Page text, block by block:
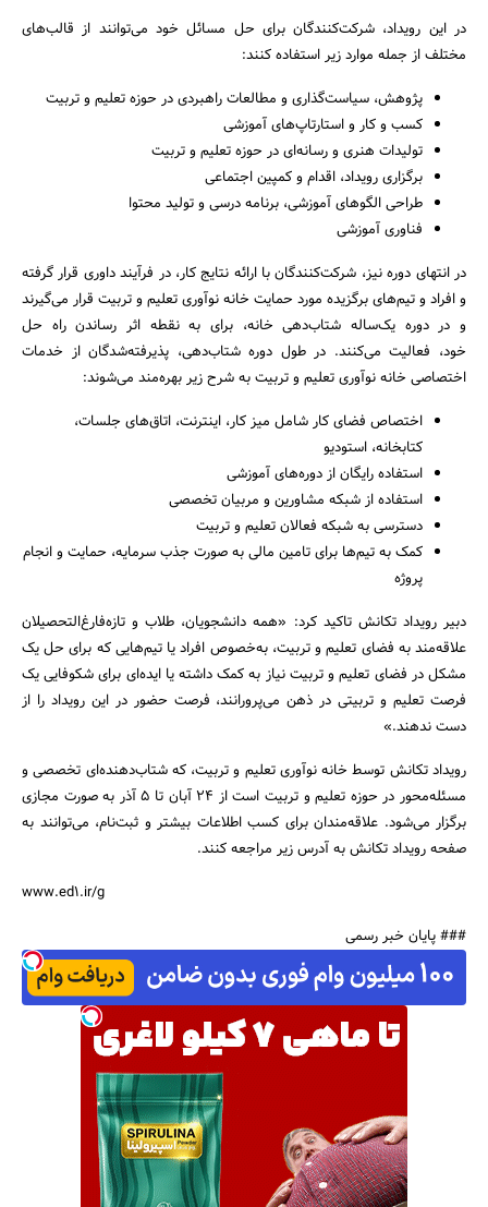
جستجو
در این رویداد، شرکت‌کنندگان برای حل مسائل خود می‌توانند از قالب‌های
مختلف از جمله موارد زیر استفاده کنند:
پژوهش، سیاست‌گذاری و مطالعات راهبردی در حوزه تعلیم و تربیت
کسب و کار و استارتاپ‌های آموزشی
تولیدات هنری و رسانه‌ای در حوزه تعلیم و تربیت
برگزاری رویداد، اقدام و کمپین اجتماعی
طراحی الگوهای آموزشی، برنامه درسی و تولید محتوا
فناوری آموزشی
در انتهای دوره نیز، شرکت‌کنندگان با ارائه نتایج کار، در فرآیند داوری قرار گرفته
و افراد و تیم‌های برگزیده مورد حمایت خانه نوآوری تعلیم و تربیت قرار می‌گیرند
و در دوره یک‌ساله شتاب‌دهی خانه، برای به نقطه اثر رساندن راه حل
خود، فعالیت می‌کنند. در طول دوره شتاب‌دهی، پذیرفته‌شدگان از خدمات
اختصاصی خانه نوآوری تعلیم و تربیت به شرح زیر بهره‌مند می‌شوند:
اختصاص فضای کار شامل میز کار، اینترنت، اتاق‌های جلسات،
کتابخانه، استودیو
استفاده رایگان از دوره‌های آموزشی
استفاده از شبکه مشاورین و مربیان تخصصی
دسترسی به شبکه فعالان تعلیم و تربیت
کمک به تیم‌ها برای تامین مالی به صورت جذب سرمایه، حمایت و انجام
پروژه
دبیر رویداد تکانش تاکید کرد: «همه دانشجویان، طلاب و تازه‌فارغ‌التحصیلان
علاقه‌مند به فضای تعلیم و تربیت، به‌خصوص افراد یا تیم‌هایی که برای حل یک
مشکل در فضای تعلیم و تربیت نیاز به کمک داشته یا ایده‌ای برای شکوفایی یک
فرصت تعلیم و تربیتی در ذهن می‌پرورانند، فرصت حضور در این رویداد را از
دست ندهند.»
رویداد تکانش توسط خانه نوآوری تعلیم و تربیت، که شتاب‌دهنده‌ای تخصصی و
مسئله‌محور در حوزه تعلیم و تربیت است از ۲۴ آبان تا ۵ آذر به صورت مجازی
برگزار می‌شود. علاقه‌مندان برای کسب اطلاعات بیشتر و ثبت‌نام، می‌توانند به
صفحه رویداد تکانش به آدرس زیر مراجعه کنند.
www.ed1.ir/g
### پایان خبر رسمی